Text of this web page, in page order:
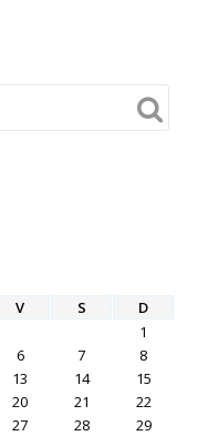
V S
D
1
6 7
8
13 14
15
20 21
22
27 28
29